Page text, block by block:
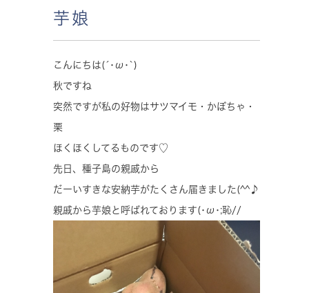
芋娘
こんにちは(´･ω･`)
秋ですね
突然ですが私の好物はサツマイモ・かぼちゃ・
栗
ほくほくしてるものです♡
先日、種子島の親戚から
だーいすきな安納芋がたくさん届きました(^^♪
親戚から芋娘と呼ばれております(･ω･;恥//